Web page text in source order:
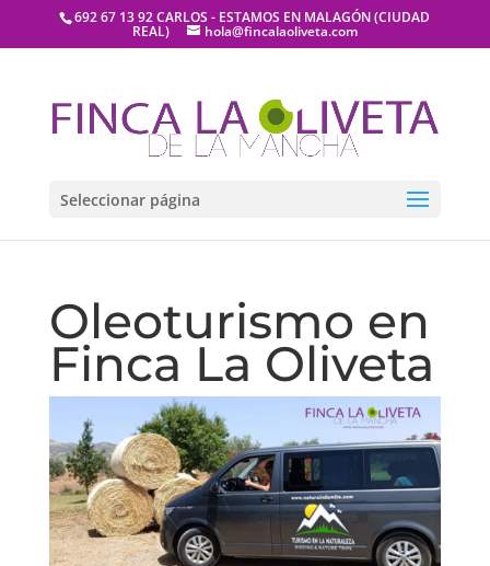
692 67 13 92 CARLOS - ESTAMOS EN MALAGÓN (CIUDAD
REAL) hola@fincalaoliveta.com
Seleccionar página
Oleoturismo en
Finca La Oliveta